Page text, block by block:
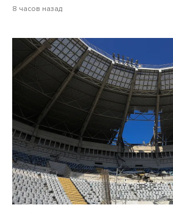
8 часов назад